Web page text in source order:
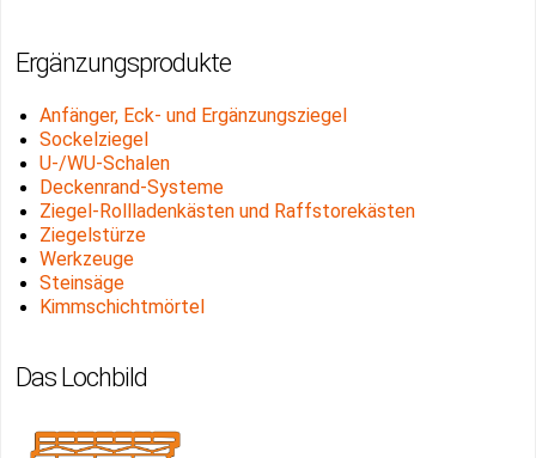
Ergänzungsprodukte
Anfänger, Eck- und Ergänzungsziegel
Sockelziegel
U-/WU-Schalen
Deckenrand-Systeme
Ziegel-Rollladenkästen und Raffstorekästen
Ziegelstürze
Werkzeuge
Steinsäge
Kimmschichtmörtel
Das Lochbild